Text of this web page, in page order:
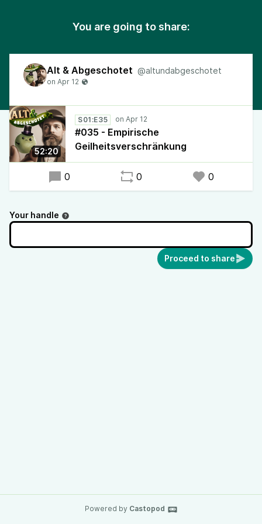
You are going to share:
Alt & Abgeschotet @altundabgeschotet
52:20
S01:E35
#035 - Empirische
Geilheitsverschränkung
0 0 0
Your handle
Proceed to share
Powered by Castopod